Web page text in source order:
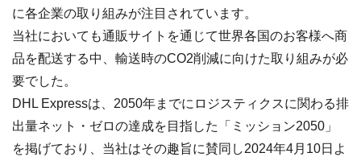
に各企業の取り組みが注目されています。
当社においても通販サイトを通じて世界各国のお客様へ商
品を配送する中、輸送時のCO2削減に向けた取り組みが必
要でした。
DHL Expressは、2050年までにロジスティクスに関わる排
出量ネット・ゼロの達成を目指した「ミッション2050」
を掲げており、当社はその趣旨に賛同し2024年4月10日よ